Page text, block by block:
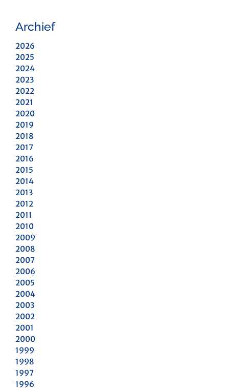
Archief
2026
2025
2024
2023
2022
2021
2020
2019
2018
2017
2016
2015
2014
2013
2012
2011
2010
2009
2008
2007
2006
2005
2004
2003
2002
2001
2000
1999
1998
1997
1996